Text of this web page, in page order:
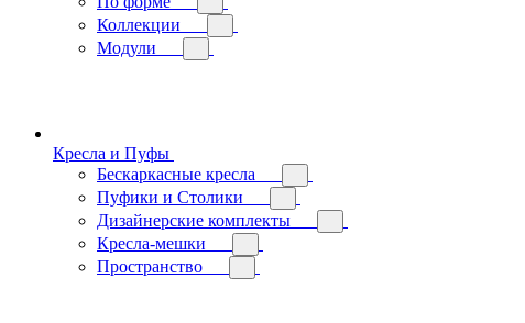
Коллекции
Модули
Кресла и Пуфы
Бескаркасные кресла
Пуфики и Столики
Дизайнерские комплекты
Кресла-мешки
Пространство